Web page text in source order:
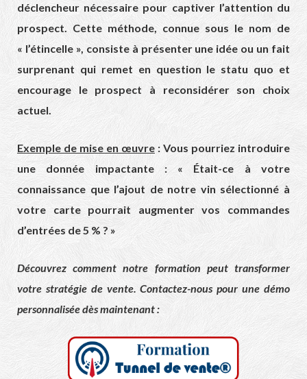
déclencheur nécessaire pour captiver l’attention du
prospect. Cette méthode, connue sous le nom de
« l’étincelle », consiste à présenter une idée ou un fait
surprenant qui remet en question le statu quo et
encourage le prospect à reconsidérer son choix
actuel.
Exemple de mise en œuvre : Vous pourriez introduire
une donnée impactante : « Était-ce à votre
connaissance que l’ajout de notre vin sélectionné à
votre carte pourrait augmenter vos commandes
d’entrées de 5 % ? »
Découvrez comment notre formation peut transformer
votre stratégie de vente. Contactez-nous pour une démo
personnalisée dès maintenant :